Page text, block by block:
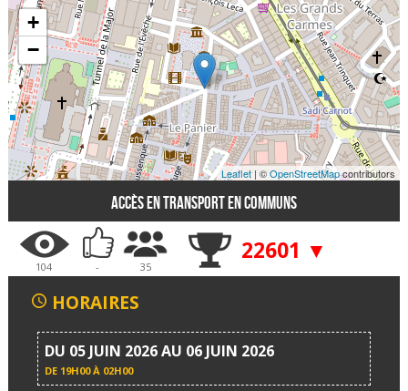
+
−
Leaflet | ©OpenStreetMapcontributors
Accès en transport en communs
104 - 35
22601 ▼
HORAIRES
DU 05 JUIN 2026 AU 06 JUIN 2026
DE 19H00 À 02H00